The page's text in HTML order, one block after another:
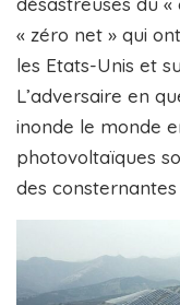
« zéro net » qui
les Etats-Unis et
L’adversaire en
inonde le monde
photovoltaïques
des consternantes